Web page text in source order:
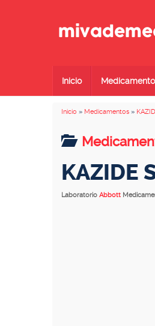
Inicio
Inicio » Medicamentos »
KAZIDE
Laboratorio Abbott